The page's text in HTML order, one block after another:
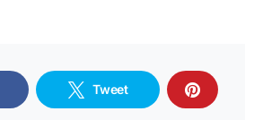
Tweet